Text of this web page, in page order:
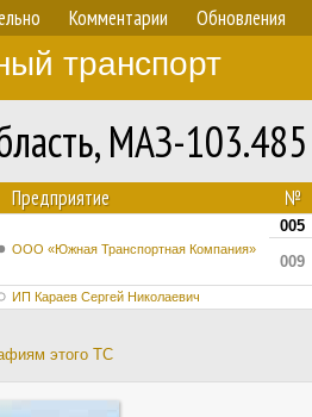
Комментарии Обновления
транспорт
МАЗ-
Предприятие №
ООО «Южная Транспортная Компания»
005
009
ИП Караев Сергей Николаевич
этого ТС